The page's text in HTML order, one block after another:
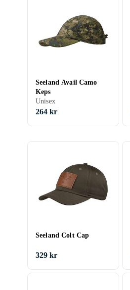
Seeland Avail Camo
Keps
Unisex
264 kr
Seeland Colt Cap
329 kr